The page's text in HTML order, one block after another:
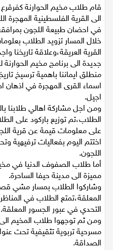
رياضة
رياضة محلية
رياضة عالمية
تقارير خاصة
اقتصاد
مقالات
مطبخ
صحة وطب
مجلة الحمرا
جمال وازياء
قام طلاب مخيم الحوارنة
الى القرية الفلسطينية
في احضان طبيعة اللجون
خلال المسار تزويد الطلاب
القرية العريقة،وعلاقة تاريخنا
منطلق ايماننا باهمية ترسيخ
اسماء القرى المهجرة في اذهان
اجيل.
ومن اجل مشاركة اهالي طلابنا
الطلاب،تم توزيع باركود على
على معلومات قيمة عن قرية
اختتم اليوم بفعاليات ترفيهية
اللجون.
أما طلاب الصفوف الدنيا في
مميزة الى مدينة حيفا الساحرة.
وشاركوا الطلاب بمسار مشي
المعلقة،تمتع الطلاب في المناظر
التحدي في عبور الجسور المعلقة.
ومن ثم توجهوا طلاب المخيم
مسرحية تربوية تثقيفية تحت